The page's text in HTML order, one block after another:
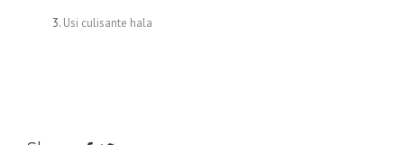
Usi culisante hala